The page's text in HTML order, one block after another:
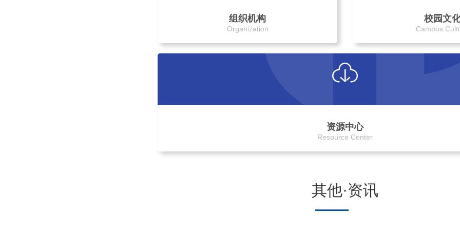
组织机构
Organization
校园文
Campus
资源中心
Resource Center
其他·资讯